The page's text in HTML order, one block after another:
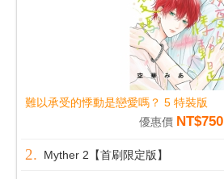
難以承受的悸動是戀愛嗎？ 5 特裝版
優惠價 NT$750
Myther 2【首刷限定版】